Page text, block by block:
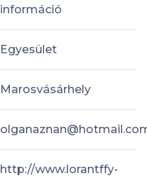
információ
Egyesület
Marosvásárhely
http://www.lorantffy-